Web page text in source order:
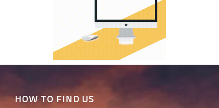
HOW TO FIND US